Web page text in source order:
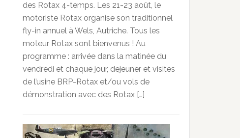
des Rotax 4-temps. Les 21-23 août, le
motoriste Rotax organise son traditionnel
fly-in annuel à Wels, Autriche. Tous les
moteur Rotax sont bienvenus ! Au
programme : arrivée dans la matinée du
vendredi et chaque jour, dejeuner et visites
de l’usine BRP-Rotax et/ou vols de
démonstration avec des Rotax […]